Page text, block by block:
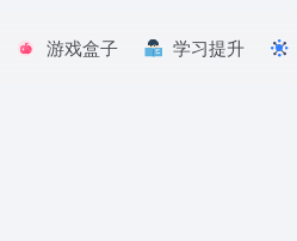
游戏盒子 学习提升